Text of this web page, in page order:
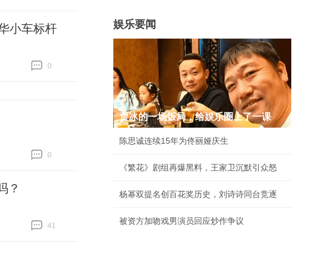
小车标杆
0
0
？
41
娱乐要闻
贾冰的一场饭局，给娱乐圈上了一课
陈思诚连续15年为佟丽娅庆生
《繁花》剧组再爆黑料，王家卫沉默引众怒
杨幂双提名创百花奖历史，刘诗诗同台竞逐
被资方加吻戏男演员回应炒作争议